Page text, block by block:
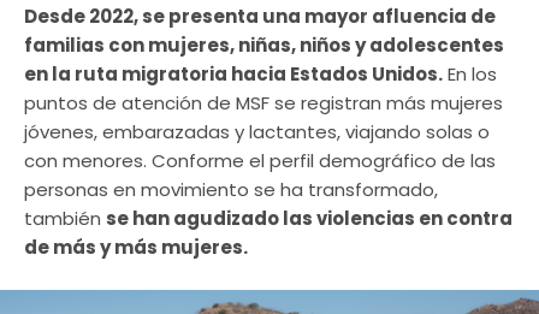
Desde 2022, se presenta una mayor afluencia de
familias con mujeres, niñas, niños y adolescentes
en la ruta migratoria hacia Estados Unidos.En los
puntos de atención de MSF se registran más mujeres
jóvenes, embarazadas y lactantes, viajando solas o
con menores. Conforme el perfil demográfico de las
personas en movimiento se ha transformado,
también se han agudizado las violencias en contra
de más y más mujeres.